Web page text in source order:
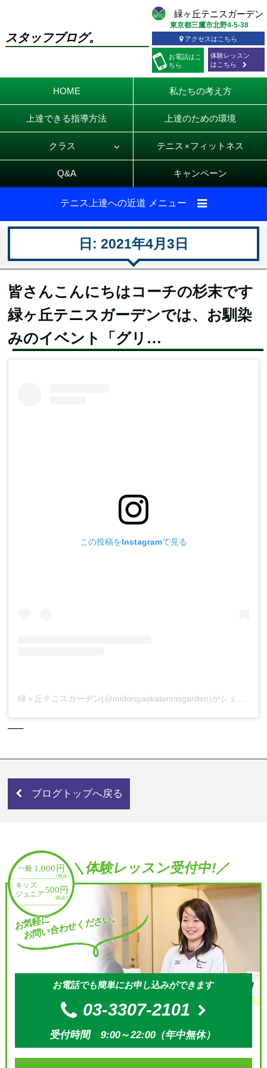
スタッフブログ。
お電話はこ
ちら
東京都三鷹市北野4-5-38
アクセスはこちら
体験レッスン
はこちら
HOME 私たちの考え方
上達できる指導方法 上達のための環境
クラス テニス × フィットネス
Q&A キャンペーン
テニス上達への近道 メニュー
日: 2021年4月3日
皆さんこんにちは️コーチの杉末です
緑ヶ丘テニスガーデンでは、お馴染
みのイベント「グリ…
この投稿をInstagramで見る
—–
ブログトップへ戻る
＼体験レッスン受付中!／
お気軽に
お問い合わせください。
お電話でも簡単にお申し込みができます
03-3307-2101
受付時間 9:00～22:00（年中無休）